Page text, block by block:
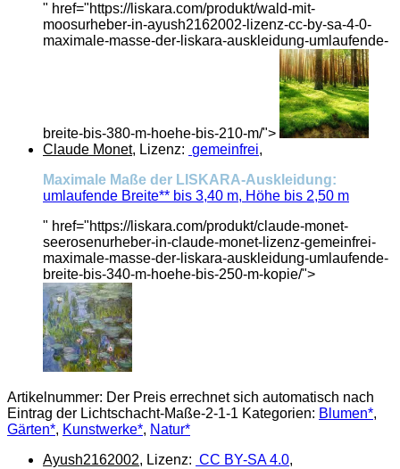
" href="https://liskara.com/produkt/wald-mit-
moosurheber-in-ayush2162002-lizenz-cc-by-sa-4-0-
maximale-masse-der-liskara-auskleidung-umlaufende-
breite-bis-380-m-hoehe-bis-210-m/">
Claude Monet, Lizenz: gemeinfrei,
Maximale Maße der LISKARA-Auskleidung:
umlaufende Breite** bis 3,40 m, Höhe bis 2,50 m
" href="https://liskara.com/produkt/claude-monet-
seerosenurheber-in-claude-monet-lizenz-gemeinfrei-
maximale-masse-der-liskara-auskleidung-umlaufende-
breite-bis-340-m-hoehe-bis-250-m-kopie/">
Artikelnummer: Der Preis errechnet sich automatisch nach
Eintrag der Lichtschacht-Maße-2-1-1 Kategorien: Blumen*,
Gärten*, Kunstwerke*, Natur*
Ayush2162002, Lizenz: CC BY-SA 4.0,